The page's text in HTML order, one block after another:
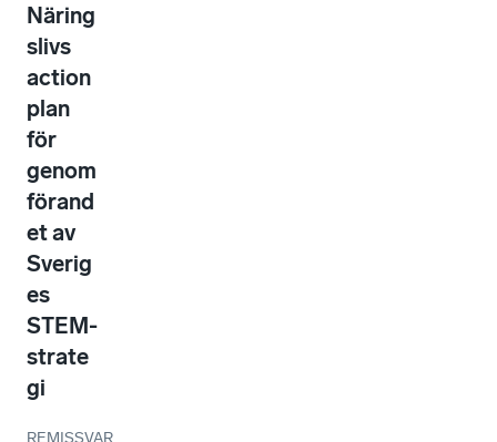
Näring
slivs
action
plan
för
genom
förand
et av
Sverig
es
STEM-
strate
gi
REMISSVAR